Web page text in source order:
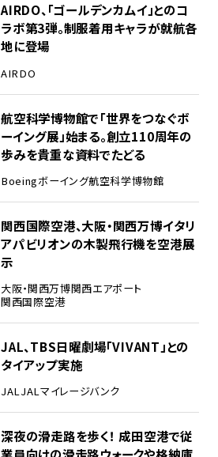
AIRDO、「ゴールデンカムイ」とのコ
ラボ第3弾。制服着用キャラが就航各
地に登場
AIRDO
航空科学博物館で「世界をつなぐボ
ーイング展」始まる。創立110周年の
歩みを貴重な資料でたどる
Boeingボーイング航空科学博物館
関西国際空港、大阪・関西万博イタリ
アパビリオンの木製飛行機を空港展
示
大阪・関西万博関西エアポート
関西国際空港
JAL、TBS日曜劇場「VIVANT」との
タイアップ実施
JALJALマイレージバンク
深夜の滑走路を歩く！ 成田空港で従